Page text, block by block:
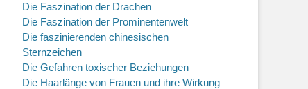
Die Faszination der Drachen
Die Faszination der Prominentenwelt
Die faszinierenden chinesischen
Sternzeichen
Die Gefahren toxischer Beziehungen
Die Haarlänge von Frauen und ihre Wirkung